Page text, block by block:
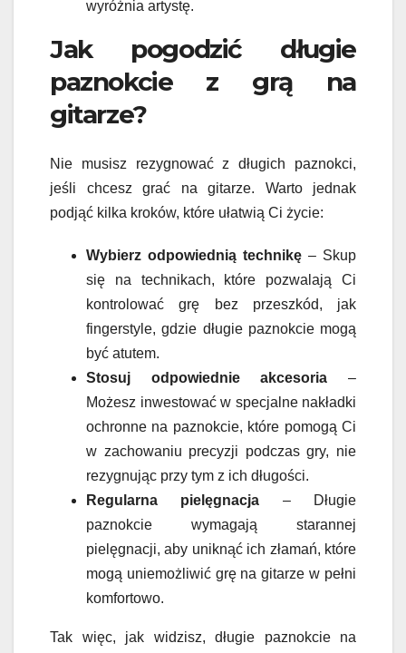
wyróżnia artystę.
Jak pogodzić długie
paznokcie z grą na
gitarze?
Nie musisz rezygnować z długich paznokci,
jeśli chcesz grać na gitarze. Warto jednak
podjąć kilka kroków, które ułatwią Ci życie:
Wybierz odpowiednią technikę – Skup
się na technikach, które pozwalają Ci
kontrolować grę bez przeszkód, jak
fingerstyle, gdzie długie paznokcie mogą
być atutem.
Stosuj odpowiednie akcesoria –
Możesz inwestować w specjalne nakładki
ochronne na paznokcie, które pomogą Ci
w zachowaniu precyzji podczas gry, nie
rezygnując przy tym z ich długości.
Regularna pielęgnacja – Długie
paznokcie wymagają starannej
pielęgnacji, aby uniknąć ich złamań, które
mogą uniemożliwić grę na gitarze w pełni
komfortowo.
Tak więc, jak widzisz, długie paznokcie na